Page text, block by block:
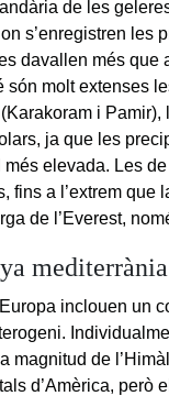
de les
s’enregistren les
davallen més que
són molt extenses
(Karakoram i
ja que les
elevada. Les de
fins a l’extrem que
de l’Everest,
inclouen un
magnitud de
d’Amèrica, però